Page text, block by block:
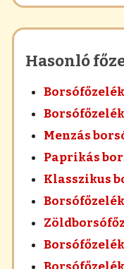
Hasonló
Menzás
Paprikás
Klasszikus